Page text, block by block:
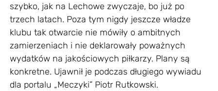
szybko, jak na Lechowe zwyczaje, bo już po
trzech latach. Poza tym nigdy jeszcze władze
klubu tak otwarcie nie mówiły o ambitnych
zamierzeniach i nie deklarowały poważnych
wydatków na jakościowych piłkarzy. Plany są
konkretne. Ujawnił je podczas długiego wywiadu
dla portalu „Meczyki” Piotr Rutkowski.